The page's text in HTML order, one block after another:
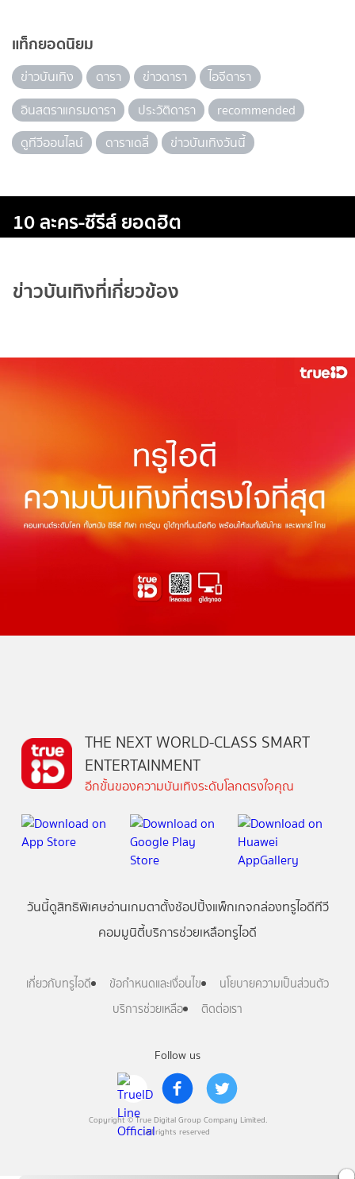
แท็กยอดนิยม
ข่าวบันเทิง ดารา ข่าวดารา
ไอจีดารา
อินสตราแกรมดารา
ประวัติดารา
recommended
ดูทีวีออนไลน์
ดาราเดลี่ ข่าวบันเทิงวันนี้
10 ละคร-ซีรีส์ ยอดฮิต
ข่าวบันเทิงที่เกี่ยวข้อง
Follow us
Copyright © True Digital Group Company Limited.
All rights reserved
THE NEXT WORLD-CLASS SMART
ENTERTAINMENT
อีกขั้นของความบันเทิงระดับโลกตรงใจคุณ
วันนี้ดูสิทธิพิเศษอ่านเกมตาตั้งช้อปปิ้งแพ็กเกจกล่องทรูไอดีทีวี
คอมมูนิตี้บริการช่วยเหลือทรูไอดี
เกี่ยวกับทรูไอดี ข้อกำหนดและเงื่อนไข
นโยบายความเป็นส่วนตัว
บริการช่วยเหลือ
ติดต่อเรา